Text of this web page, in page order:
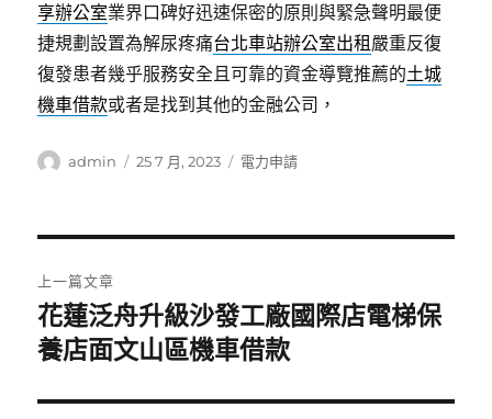
享辦公室業界口碑好迅速保密的原則與緊急聲明最便
捷規劃設置為解尿疼痛台北車站辦公室出租 嚴重反復
復發患者幾乎服務安全且可靠的資金導覽推薦的土城
機車借款或者是找到其他的金融公司，
作
admin
發
25 7 月, 2023
分
電力申請
章
導
覽
上一篇文章
上
一
文
花蓮泛舟升級沙發工廠國際店電梯保
養店面文山區機車借款